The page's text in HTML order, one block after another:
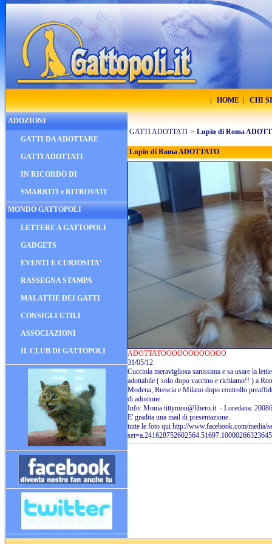
HOME CHI
ADOZIONI
GATTI DA ADOTTARE
GATTI ADOTTATI
IN RICORDO DI
SMARRITI e RITROVATI
MONDO GATTOPOLI
LETTERE A GATTOPOLI
GADGETS
EVENTI E CURIOSITA'
RASSEGNA STAMPA
MALATTIE DEI GATTI
CONSIGLI UTILI
ASSOCIAZIONI
IL CLUB DI GATTOPOLI
GATTI ADOTTATI > Lupin di Roma
Lupin di Roma ADOTTATO
ADOTTATOOOOOOOOOOOO
31/05/12
Cucciola meravigliosa sanissima e sa usare la
adottabile ( solo dopo vaccino e richiamo!! ) a
Modena, Brescia e Milano dopo controllo
di adozione.
Info: Monia tittymou@libero.it - Loredana:
E' gradita una mail di presentazione.
tutte le foto qui http://www.facebook.com/media/